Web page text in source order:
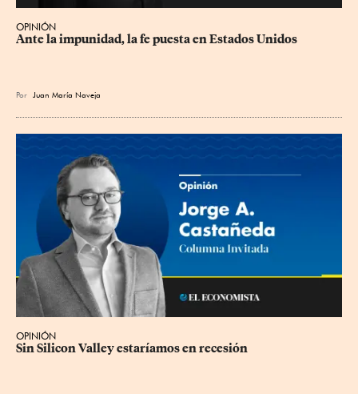
OPINIÓN
Ante la impunidad, la fe puesta en Estados Unidos
Por Juan María Naveja
OPINIÓN
Sin Silicon Valley estaríamos en recesión